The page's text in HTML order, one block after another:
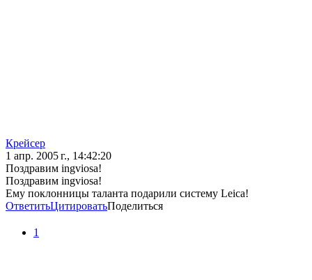
Крейсер
1 апр. 2005 г., 14:42:20
Поздравим ingviosa!
Поздравим ingviosa!
Ему поклонницы таланта подарили систему Leica!
ОтветитьЦитироватьПоделиться
1